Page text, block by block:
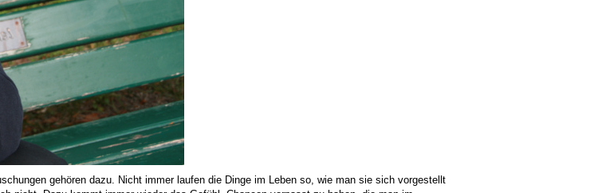
gehören dazu. Nicht immer laufen die Dinge im Leben so, wie man sie sich vorgestellt